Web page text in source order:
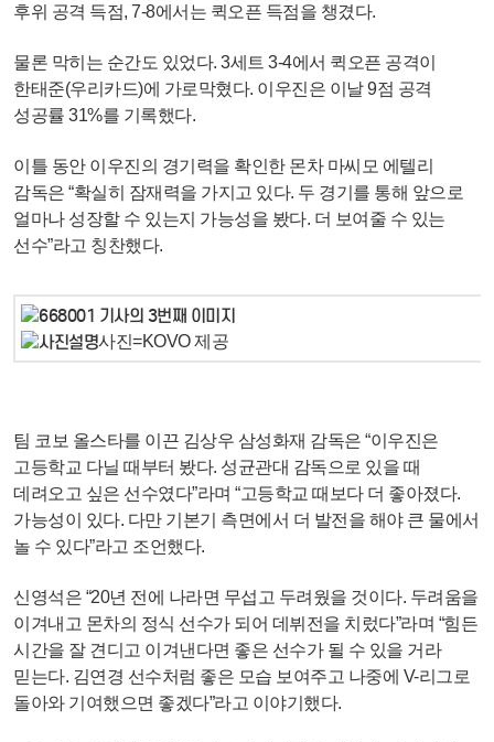
후위 공격 득점, 7-8에서는 퀵오픈 득점을 챙겼다.
물론 막히는 순간도 있었다. 3세트 3-4에서 퀵오픈 공격이
한태준(우리카드)에 가로막혔다. 이우진은 이날 9점 공격
성공률 31%를 기록했다.
이틀 동안 이우진의 경기력을 확인한 몬차 마씨모 에텔리
감독은 “확실히 잠재력을 가지고 있다. 두 경기를 통해 앞으로
얼마나 성장할 수 있는지 가능성을 봤다. 더 보여줄 수 있는
선수”라고 칭찬했다.
사진=KOVO 제공
팀 코보 올스타를 이끈 김상우 삼성화재 감독은 “이우진은
고등학교 다닐 때부터 봤다. 성균관대 감독으로 있을 때
데려오고 싶은 선수였다”라며 “고등학교 때보다 더 좋아졌다.
가능성이 있다. 다만 기본기 측면에서 더 발전을 해야 큰 물에서
놀 수 있다”라고 조언했다.
신영석은 “20년 전에 나라면 무섭고 두려웠을 것이다. 두려움을
이겨내고 몬차의 정식 선수가 되어 데뷔전을 치렀다”라며 “힘든
시간을 잘 견디고 이겨낸다면 좋은 선수가 될 수 있을 거라
믿는다. 김연경 선수처럼 좋은 모습 보여주고 나중에 V-리그로
돌아와 기여했으면 좋겠다”라고 이야기했다.